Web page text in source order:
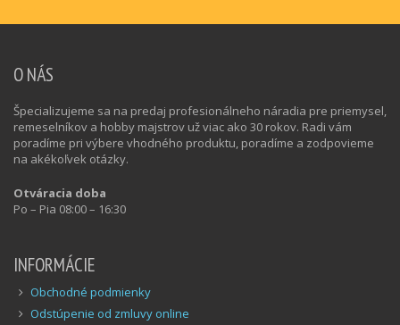
O NÁS
Špecializujeme sa na predaj profesionálneho náradia pre priemysel,
remeselníkov a hobby majstrov už viac ako 30 rokov. Radi vám
poradíme pri výbere vhodného produktu, poradíme a zodpovieme
na akékoľvek otázky.
Otváracia doba
Po – Pia 08:00 – 16:30
INFORMÁCIE
Obchodné podmienky
Odstúpenie od zmluvy online